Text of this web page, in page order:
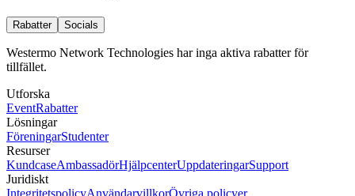
Rabatter Socials
Westermo Network Technologies har inga aktiva rabatter för
tillfället.
Utforska
EventRabatter
Lösningar
FöreningarStudenter
Resurser
KundcaseAmbassadörHjälpcenterUppdateringarSupport
Juridiskt
IntegritetspolicyAnvändarvillkorÖvriga policyer